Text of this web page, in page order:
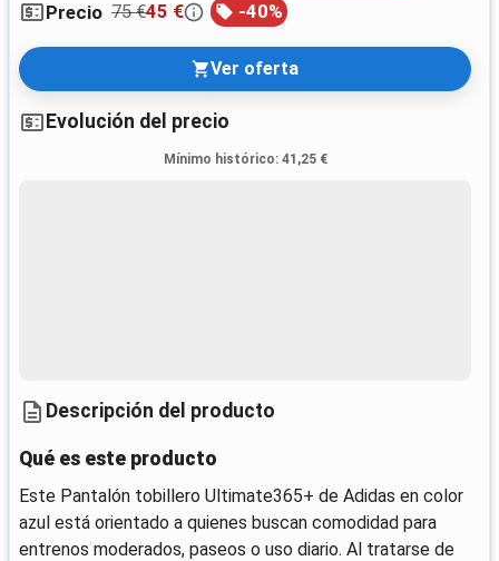
Precio 75 €45 € -40%
Ver oferta
Evolución del precio
Mínimo histórico: 41,25 €
Descripción del producto
Qué es este producto
Este Pantalón tobillero Ultimate365+ de Adidas en color
azul está orientado a quienes buscan comodidad para
entrenos moderados, paseos o uso diario. Al tratarse de